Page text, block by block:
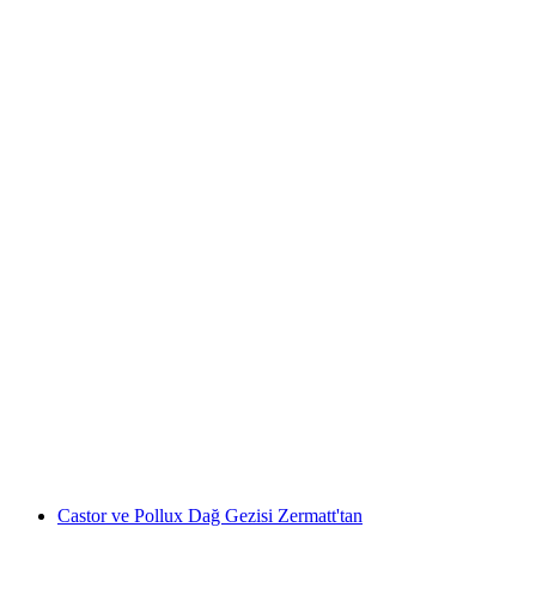
Castor ve Pollux Dağ Gezisi Zermatt'tan